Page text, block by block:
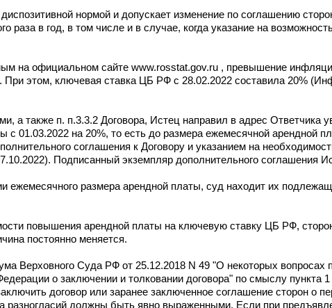
нормой и допускает изменение по соглашению
раза в год, в том числе и в случае, когда указание на
на официальном сайте www.rosstat.gov.ru , превышение
При этом, ключевая ставка ЦБ РФ с 28.02.2022 составила 20%
а также п. п.3.3.2 Договора, Истец направил в адрес Ответчика
с 01.03.2022 на 20%, то есть до размера ежемесячной арендной
соглашения к Договору и указанием на
Подписанный экземпляр дополнительного соглашения
ежемесячного размера арендной платы, суд находит их
повышения арендной платы на ключевую ставку ЦБ РФ,
постоянно меняется.
Верховного Суда РФ от 25.12.2018 N 49 "О некоторых
о заключении и толковании договора" по смыслу пункта 1
договор или заранее заключенное соглашение сторон о
разногласий должны быть явно выраженными. Если при